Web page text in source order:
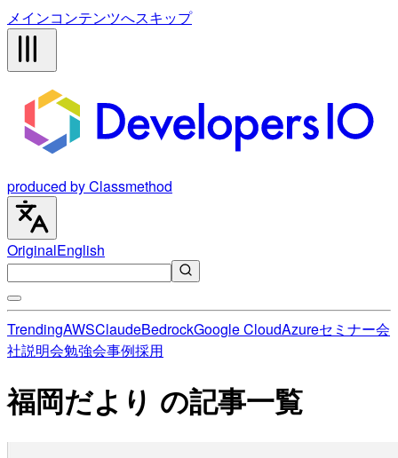
メインコンテンツへスキップ
produced by Classmethod
OriginalEnglish
TrendingAWSClaudeBedrockGoogle CloudAzureセミナー会
社説明会勉強会事例採用
福岡だより の記事一覧